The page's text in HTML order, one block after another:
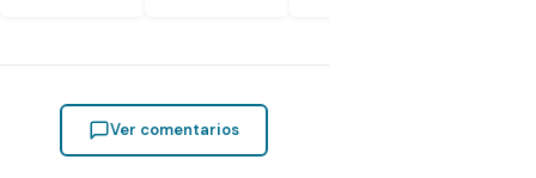
Ver comentarios